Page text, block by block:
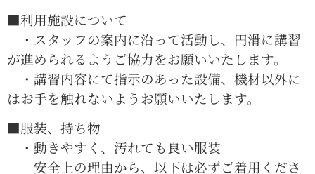
■利用施設について
・スタッフの案内に沿って活動し、円滑に講習
が進められるようご協力をお願いいたします。
・講習内容にて指示のあった設備、機材以外に
はお手を触れないようお願いいたします。
■服装、持ち物
・動きやすく、汚れても良い服装
安全上の理由から、以下は必ずご着用くださ